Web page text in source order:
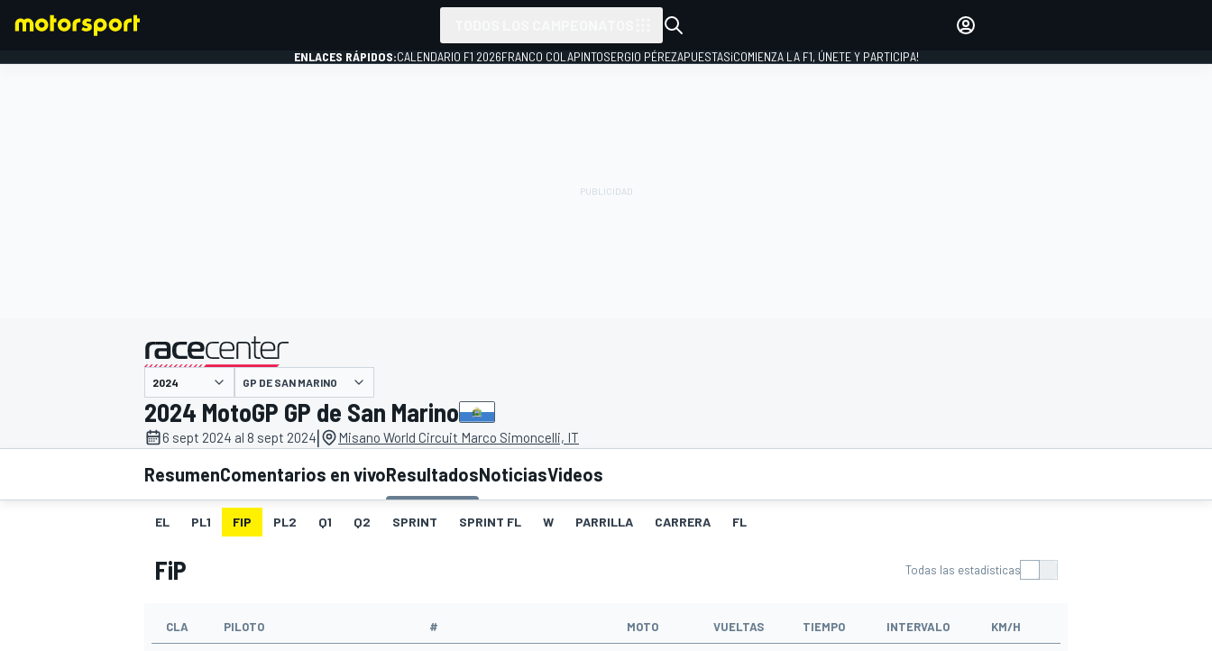
INDYCAR
INICIAR SESIÓN
ENLACES RÁPIDOS:CALENDARIO F1 2026FRANCO COLAPINTOSERGIO PÉREZAPUESTAS¡COMIENZA LA F1, ÚNETE Y PARTICIPA!
presentado por
GP DE SAN MARINO
2024 MotoGP GP de San Marino
6 sept 2024 al 8 sept 2024| Misano World Circuit Marco Simoncelli, IT
ResumenComentarios en vivoResultadosNoticiasVideos
EL PL1 FIP PL2 Q1 Q2 SPRINT SPRINT FL W PARRILLA CARRERA FL
FiP Todas las estadísticas
CLA PILOTO # MOTO VUELTAS TIEMPO INTERVALO KM/H